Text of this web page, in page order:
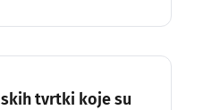
prvo tele u Hrvatskoj
tvrtki koje su